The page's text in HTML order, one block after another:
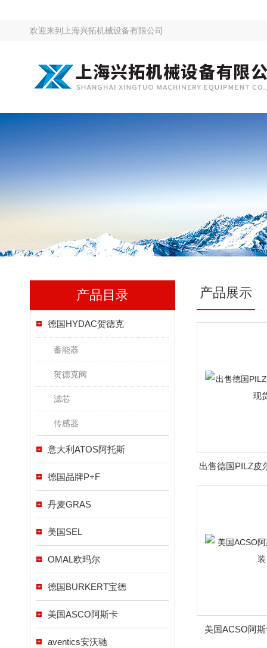
欢迎来到 上海兴拓机械设备有限公司
产品目录
德国HYDAC贺德克
蓄能器
贺德克阀
滤芯
传感器
意大利ATOS阿托斯
德国品牌P+F
丹麦GRAS
美国SEL
OMAL欧玛尔
德国BURKERT宝德
美国ASCO阿斯卡
aventics安沃驰
产品展示
出售德国PILZ皮
美国ACSO阿